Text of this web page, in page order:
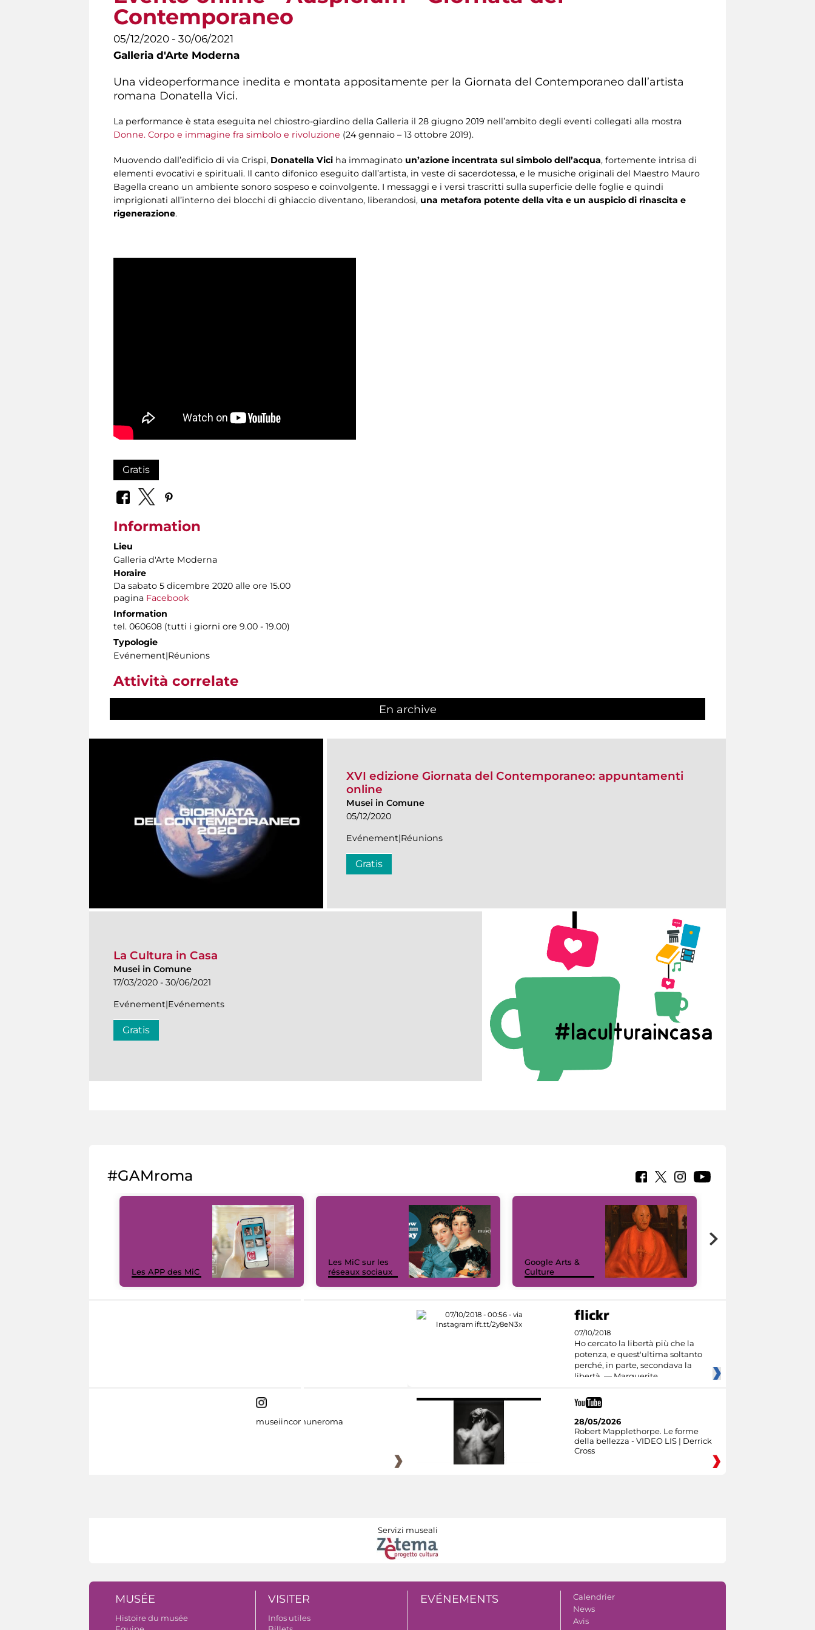
Contemporaneo
05/12/2020 - 30/06/2021
Galleria d'Arte Moderna
Una videoperformance inedita e montata appositamente per la Giornata del Contemporaneo dall’artista
romana Donatella Vici.
La performance è stata eseguita nel chiostro-giardino della Galleria il 28 giugno 2019 nell’ambito degli eventi collegati alla mostra
Donne. Corpo e immagine fra simbolo e rivoluzione (24 gennaio – 13 ottobre 2019).
Muovendo dall’edificio di via Crispi, Donatella Vici ha immaginato un’azione incentrata sul simbolo dell’acqua, fortemente intrisa di
elementi evocativi e spirituali. Il canto difonico eseguito dall’artista, in veste di sacerdotessa, e le musiche originali del Maestro Mauro
Bagella creano un ambiente sonoro sospeso e coinvolgente. I messaggi e i versi trascritti sulla superficie delle foglie e quindi
imprigionati all’interno dei blocchi di ghiaccio diventano, liberandosi, una metafora potente della vita e un auspicio di rinascita e
rigenerazione.
Gratis
Information
Lieu
Galleria d'Arte Moderna
Horaire
Da sabato 5 dicembre 2020 alle ore 15.00
pagina Facebook
Information
tel. 060608 (tutti i giorni ore 9.00 - 19.00)
Typologie
Evénement|Réunions
Attività correlate
En archive
XVI edizione Giornata del Contemporaneo: appuntamenti
online
Musei in Comune
05/12/2020
Evénement|Réunions
Gratis
La Cultura in Casa
Musei in Comune
17/03/2020 - 30/06/2021
Evénement|Evénements
Gratis
#GAMroma
Les APP des MiC
Les MiC sur les
réseaux sociaux
Google Arts &
Culture
07/10/2018
Ho cercato la libertà più che la
potenza, e quest'ultima soltanto
perché, in parte, secondava la
libertà. — Marguerite
museiincomuneroma
28/05/2026
Robert Mapplethorpe. Le forme
della bellezza - VIDEO LIS | Derrick
Cross
Servizi museali
MUSÉE
Histoire du musée
VISITER
Infos utiles
EVÉNEMENTS
Calendrier
News
Avis